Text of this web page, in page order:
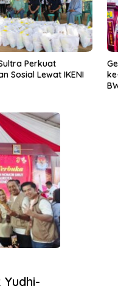
Bersih HUT RI
Kendari dan
IV Perkuat